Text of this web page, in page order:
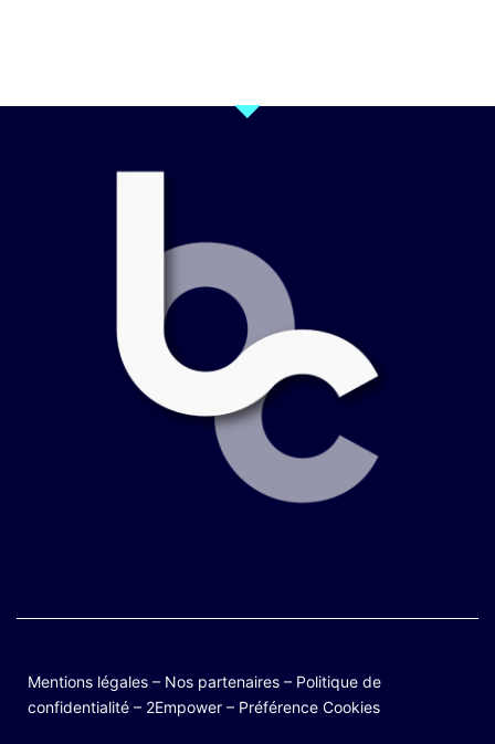
Mentions légales – Nos partenaires – Politique de
confidentialité – 2Empower – Préférence Cookies